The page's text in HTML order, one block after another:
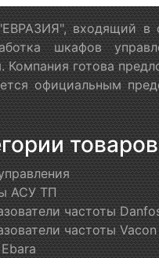
входящий в
шкафов
готова
официальным
товаров
АСУ ТП
частоты
частоты Vacon